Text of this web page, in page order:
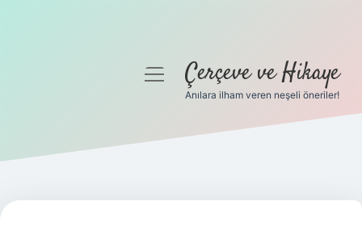
Gizlilik Politikası
Yasal Uyarı
menüyüÇerçeve ve Hikaye
Anılara ilham veren neşeli öneriler!